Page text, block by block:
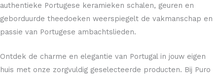
authentieke Portugese keramieken schalen, geuren en
geborduurde theedoeken weerspiegelt de vakmanschap en
passie van Portugese ambachtslieden.
Ontdek de charme en elegantie van Portugal in jouw eigen
huis met onze zorgvuldig geselecteerde producten. Bij Puro